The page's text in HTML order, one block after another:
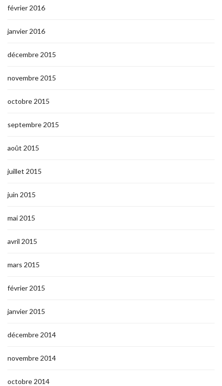
février 2016
janvier 2016
décembre 2015
novembre 2015
octobre 2015
septembre 2015
août 2015
juillet 2015
juin 2015
mai 2015
avril 2015
mars 2015
février 2015
janvier 2015
décembre 2014
novembre 2014
octobre 2014